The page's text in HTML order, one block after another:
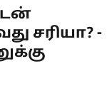
சரியா? -